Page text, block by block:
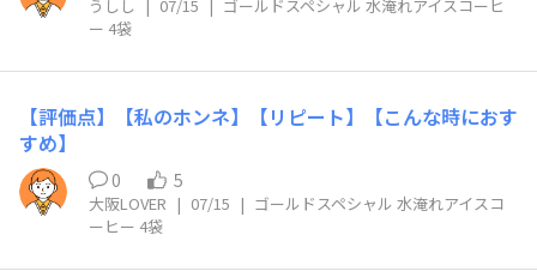
ートします！ 特に暑い季節には、冷蔵庫にこれが常備さ
としていただきましたが、自分で買い足してストックして
おきたいと思えるクオリティでした。 【こんな時におす
すめ】 忙しい朝の時短に朝起きてすぐに美味しいコーヒ
ーを飲みたいけれど、淹れる時間がない方にぴったりで
す。 夏のマイボトルのお供にマイボトルに移し替えて、
通勤・通学やアウトドアに持って行くドリンクとしても最
適です。 おうちでのリラックスタイムや作業中にすっき
りした飲み口なので、デスクワークのお供や、お風呂上が
い。氷入れてもゴクゴク飲める味で私は良かったです。
く毎日暑いので冷蔵庫に入っていたら嬉しい。いつでも飲
んじゃいます。有難うございました。プレゼントサンプル
を使用し作成しました。全然関係ないので以下削除されて
も構いません。ミネラルとかってアイスコーヒーにも入っ
ているのかなと気になって。ここ数年で、より水分補給っ
て言われるので。打ちながら思ったけど、カフェインがあ
るので程よく飲みましょうなのかもですね。
うしし 07/15
ゴールドスペシャル 水淹れアイスコーヒ
ー 4袋
【評価点】【私のホンネ】【リピート】【こんな時におす
すめ】
0 5
大阪LOVER | 07/15 | ゴールドスペシャル 水淹れアイスコ
ーヒー 4袋